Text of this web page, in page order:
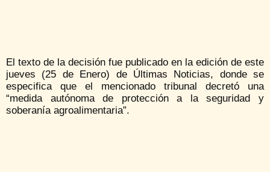
El texto de la decisión fue publicado en la edición de este
jueves (25 de Enero) de Últimas Noticias, donde se
especifica que el mencionado tribunal decretó una
“medida autónoma de protección a la seguridad y
soberanía agroalimentaria”.